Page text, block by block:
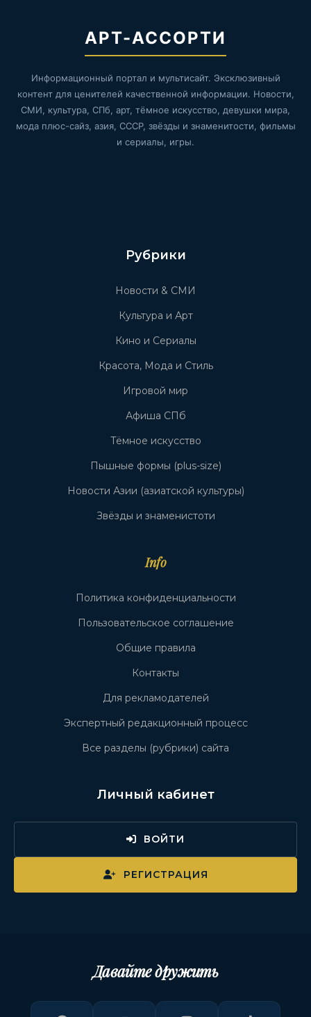
АРТ-АССОРТИ
Информационный портал и мультисайт. Эксклюзивный
контент для ценителей качественной информации. Новости,
СМИ, культура, СПб, арт, тёмное искусство, девушки мира,
мода плюс-сайз, азия, СССР, звёзды и знаменитости, фильмы
и сериалы, игры.
Рубрики
Новости & СМИ
Культура и Арт
Кино и Сериалы
Красота, Мода и Стиль
Игровой мир
Афиша СПб
Тёмное искусство
Пышные формы (plus-size)
Новости Азии (азиатской культуры)
Звёзды и знаменистоти
Info
Политика конфиденциальности
Пользовательское соглашение
Общие правила
Контакты
Для рекламодателей
Экспертный редакционный процесс
Все разделы (рубрики) сайта
Личный кабинет
ВОЙТИ
РЕГИСТРАЦИЯ
Давайте дружить